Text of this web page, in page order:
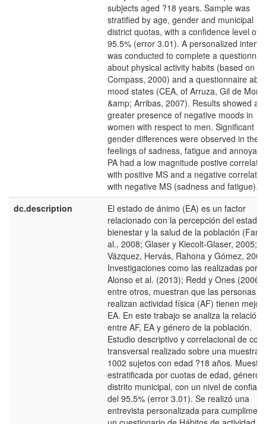
subjects aged ?18 years. Sample was
stratified by age, gender and municipal
district quotas, with a confidence level of
95.5% (error 3.01). A personalized
was conducted to complete a
about physical activity habits (based on
Compass, 2000) and a questionnaire
mood states (CEA, of Arruza, Gil de
&amp; Arribas, 2007). Results showed a
greater presence of negative moods in
women with respect to men. Significant
gender differences were observed in the
feelings of sadness, fatigue and
PA had a low magnitude postive
with positive MS and a negative
with negative MS (sadness and fatigue).
dc.description
El estado de ánimo (EA) es un factor
relacionado con la percepción del estado
bienestar y la salud de la población
al., 2008; Glaser y Kiecolt-Glaser, 2005;
Vázquez, Hervás, Rahona y Gómez,
Investigaciones como las realizadas por
Alonso et al. (2013); Redd y Ones (2006)
entre otros, muestran que las personas
realizan actividad física (AF) tienen
EA. En este trabajo se analiza la relación
entre AF, EA y género de la población.
Estudio descriptivo y correlacional de
transversal realizado sobre una muestra
1002 sujetos con edad ?18 años. Muestra
estratificada por cuotas de edad, género y
distrito municipal, con un nivel de
del 95.5% (error 3.01). Se realizó una
entrevista personalizada para